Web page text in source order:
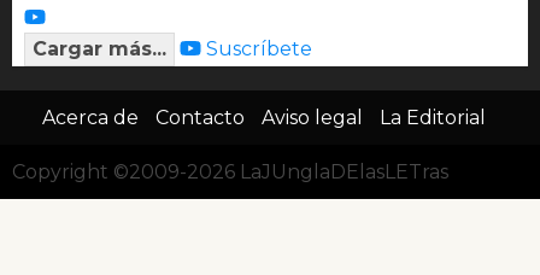
Cargar más... Suscríbete
Acerca de Contacto Aviso legal La Editorial
Copyright ©2009-2026 LaJUnglaDElasLETras